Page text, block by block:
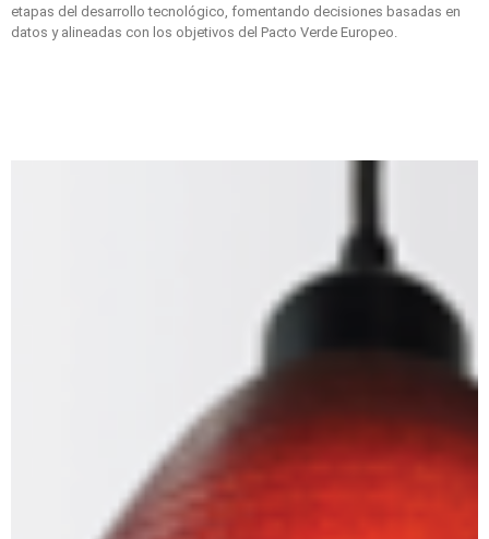
etapas del desarrollo tecnológico, fomentando decisiones basadas en
datos y alineadas con los objetivos del Pacto Verde Europeo.